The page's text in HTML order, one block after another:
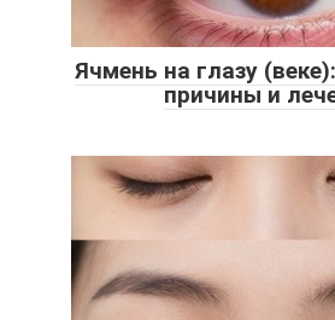
Ячмень на глазу
причины и